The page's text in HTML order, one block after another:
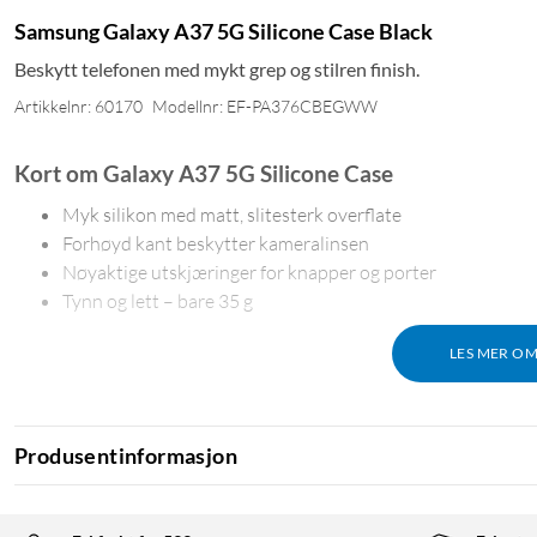
Samsung Galaxy A37 5G Silicone Case Black
Beskytt telefonen med mykt grep og stilren finish.
Artikkelnr: 60170 Modellnr: EF-PA376CBEGWW
LES MER
Kort om Galaxy A37 5G Silicone Case
Myk silikon med matt, slitesterk overflate
Forhøyd kant beskytter kameralinsen
Nøyaktige utskjæringer for knapper og porter
Tynn og lett – bare 35 g
Silikonoverflaten gir en matt, sklisikker overflate som ligger
hverdagslige riper og smuss.
Produsentinformasjon